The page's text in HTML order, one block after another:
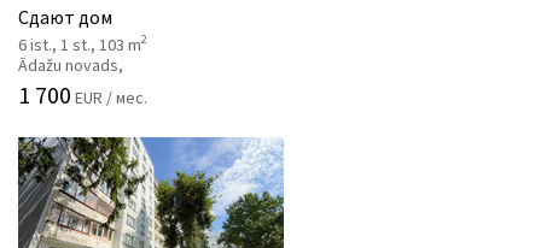
Сдают дом
6 ist., 1 st., 103 m2
Ādažu novads,
1 700 EUR / мес.